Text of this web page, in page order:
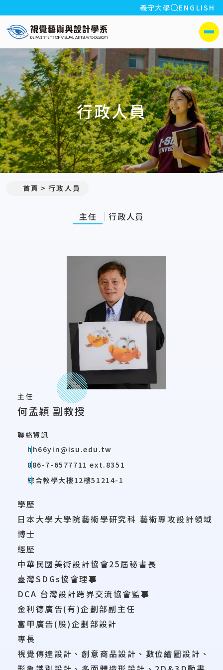
:::
義守大學 全站搜索
ENGLISH
義守大學視覺藝術與設計學系
側選單
行政人員
首頁 行政人員
主任 行政人員
主任
何孟穎 副教授
聯絡資訊
hh66yin@isu.edu.tw
886-7-6577711 ext.8351
綜合教學大樓12樓51214-1
學歷
日本大學大學院藝術學研究科 藝術專攻設計領域
博士
經歷
中華民國美術設計協會25屆秘書長
臺灣SDGs協會理事
DCA 台灣設計跨界交流協會監事
金利德廣告(有)企劃部副主任
富甲廣告(股)企劃部設計
專長
視覺傳達設計、創意商品設計、數位繪圖設計、